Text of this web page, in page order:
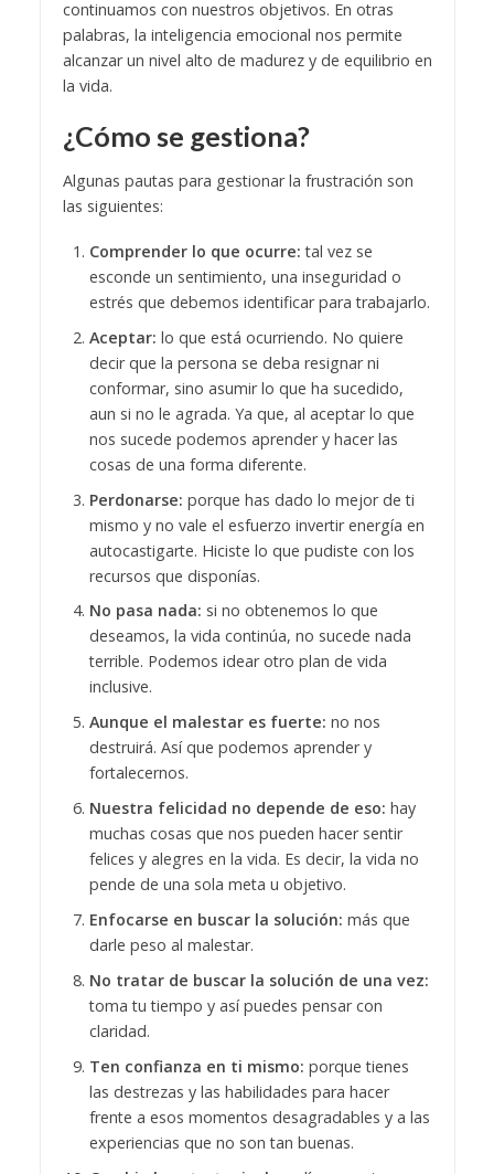
continuamos con nuestros objetivos. En otras
palabras, la inteligencia emocional nos permite
alcanzar un nivel alto de madurez y de equilibrio en
la vida.
¿Cómo se gestiona?
Algunas pautas para gestionar la frustración son
las siguientes:
Comprender lo que ocurre: tal vez se
esconde un sentimiento, una inseguridad o
estrés que debemos identificar para trabajarlo.
Aceptar: lo que está ocurriendo. No quiere
decir que la persona se deba resignar ni
conformar, sino asumir lo que ha sucedido,
aun si no le agrada. Ya que, al aceptar lo que
nos sucede podemos aprender y hacer las
cosas de una forma diferente.
Perdonarse: porque has dado lo mejor de ti
mismo y no vale el esfuerzo invertir energía en
autocastigarte. Hiciste lo que pudiste con los
recursos que disponías.
No pasa nada: si no obtenemos lo que
deseamos, la vida continúa, no sucede nada
terrible. Podemos idear otro plan de vida
inclusive.
Aunque el malestar es fuerte: no nos
destruirá. Así que podemos aprender y
fortalecernos.
Nuestra felicidad no depende de eso: hay
muchas cosas que nos pueden hacer sentir
felices y alegres en la vida. Es decir, la vida no
pende de una sola meta u objetivo.
Enfocarse en buscar la solución: más que
darle peso al malestar.
No tratar de buscar la solución de una vez:
toma tu tiempo y así puedes pensar con
claridad.
Ten confianza en ti mismo: porque tienes
las destrezas y las habilidades para hacer
frente a esos momentos desagradables y a las
experiencias que no son tan buenas.